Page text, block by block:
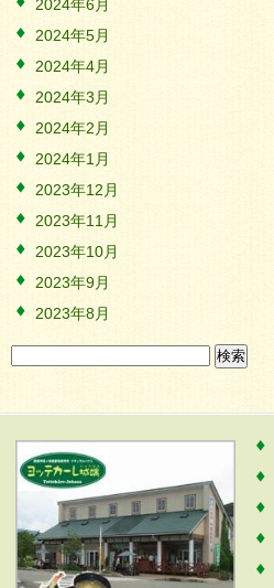
2024年6月
2024年5月
2024年4月
2024年3月
2024年2月
2024年1月
2023年12月
2023年11月
2023年10月
2023年9月
2023年8月